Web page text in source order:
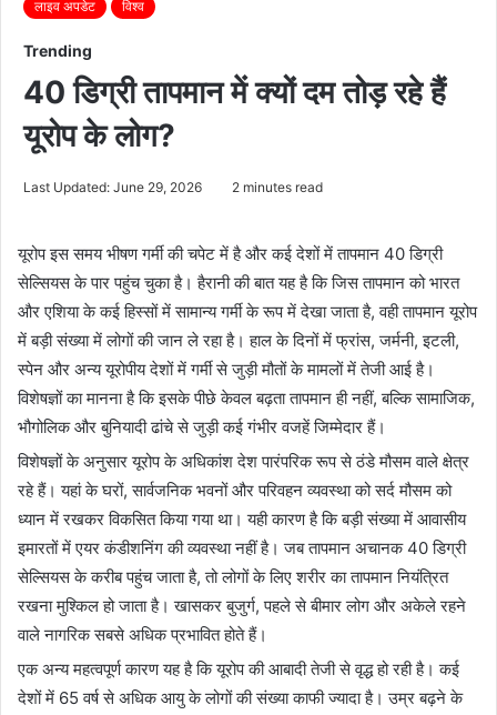
लाइव अपडेट विश्व
Trending
40 डिग्री तापमान में क्यों दम तोड़ रहे हैं
यूरोप के लोग?
Last Updated: June 29, 2026 2 minutes read
यूरोप इस समय भीषण गर्मी की चपेट में है और कई देशों में तापमान 40 डिग्री
सेल्सियस के पार पहुंच चुका है। हैरानी की बात यह है कि जिस तापमान को भारत
और एशिया के कई हिस्सों में सामान्य गर्मी के रूप में देखा जाता है, वही तापमान यूरोप
में बड़ी संख्या में लोगों की जान ले रहा है। हाल के दिनों में फ्रांस, जर्मनी, इटली,
स्पेन और अन्य यूरोपीय देशों में गर्मी से जुड़ी मौतों के मामलों में तेजी आई है।
विशेषज्ञों का मानना है कि इसके पीछे केवल बढ़ता तापमान ही नहीं, बल्कि सामाजिक,
भौगोलिक और बुनियादी ढांचे से जुड़ी कई गंभीर वजहें जिम्मेदार हैं।
विशेषज्ञों के अनुसार यूरोप के अधिकांश देश पारंपरिक रूप से ठंडे मौसम वाले क्षेत्र
रहे हैं। यहां के घरों, सार्वजनिक भवनों और परिवहन व्यवस्था को सर्द मौसम को
ध्यान में रखकर विकसित किया गया था। यही कारण है कि बड़ी संख्या में आवासीय
इमारतों में एयर कंडीशनिंग की व्यवस्था नहीं है। जब तापमान अचानक 40 डिग्री
सेल्सियस के करीब पहुंच जाता है, तो लोगों के लिए शरीर का तापमान नियंत्रित
रखना मुश्किल हो जाता है। खासकर बुजुर्ग, पहले से बीमार लोग और अकेले रहने
वाले नागरिक सबसे अधिक प्रभावित होते हैं।
एक अन्य महत्वपूर्ण कारण यह है कि यूरोप की आबादी तेजी से वृद्ध हो रही है। कई
देशों में 65 वर्ष से अधिक आयु के लोगों की संख्या काफी ज्यादा है। उम्र बढ़ने के